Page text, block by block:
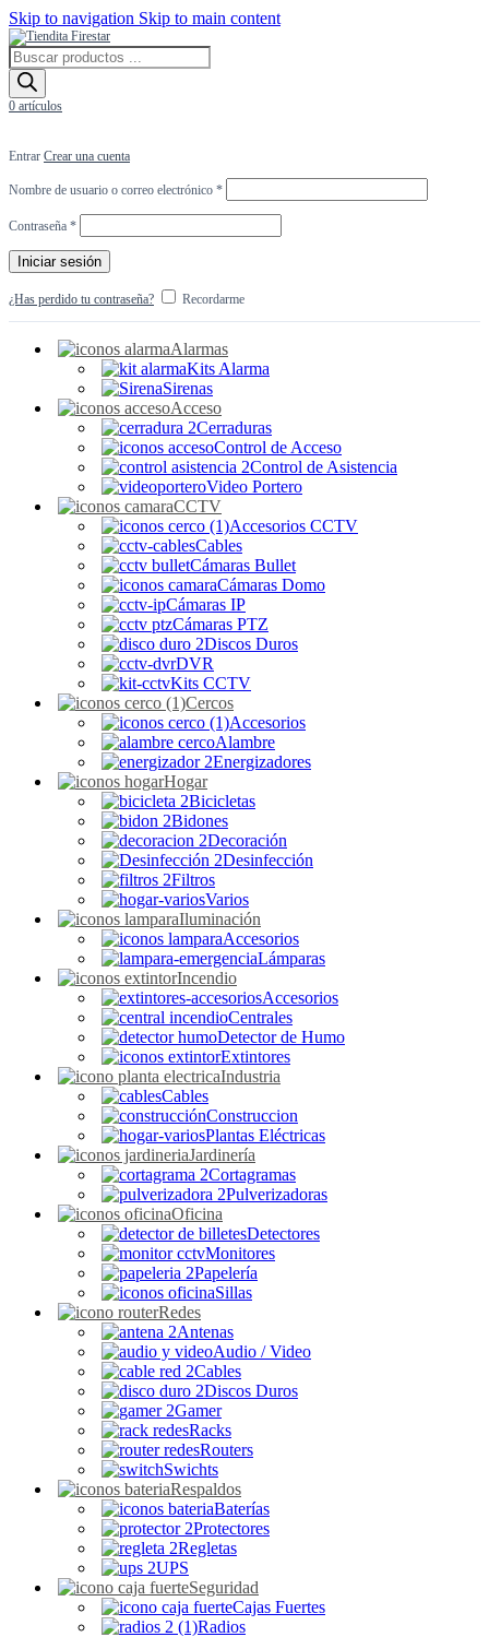
Skip to navigation Skip to main content
Búsqueda
de
productos
0 artículos
Entrar Crear una cuenta
Nombre de usuario o correo electrónico *Obligatorio
Contraseña *Obligatorio
Iniciar sesión
¿Has perdido tu contraseña? Recordarme
Alarmas
Kits Alarma
Sirenas
Acceso
Cerraduras
Control de Acceso
Control de Asistencia
Video Portero
CCTV
Accesorios CCTV
Cables
Cámaras Bullet
Cámaras Domo
Cámaras IP
Cámaras PTZ
Discos Duros
DVR
Kits CCTV
Cercos
Accesorios
Alambre
Energizadores
Hogar
Bicicletas
Bidones
Decoración
Desinfección
Filtros
Varios
Iluminación
Accesorios
Lámparas
Incendio
Accesorios
Centrales
Detector de Humo
Extintores
Industria
Cables
Construccion
Plantas Eléctricas
Jardinería
Cortagramas
Pulverizadoras
Oficina
Detectores
Monitores
Papelería
Sillas
Redes
Antenas
Audio / Video
Cables
Discos Duros
Gamer
Racks
Routers
Swichts
Respaldos
Baterías
Protectores
Regletas
UPS
Seguridad
Cajas Fuertes
Radios